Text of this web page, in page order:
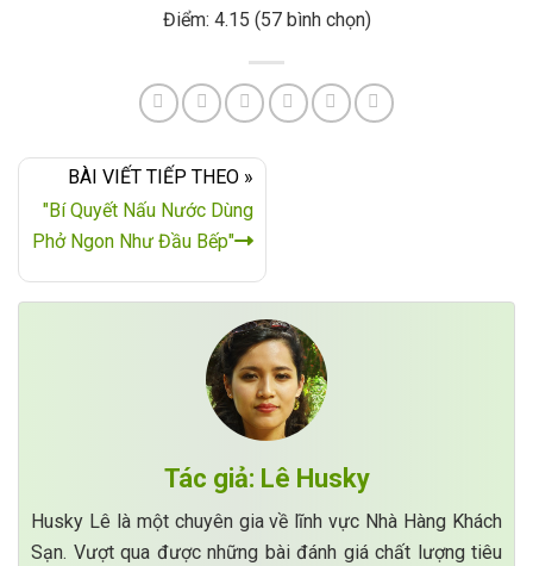
Điểm: 4.15 (57 bình chọn)
BÀI VIẾT TIẾP THEO »
"Bí Quyết Nấu Nước Dùng
Phở Ngon Như Đầu Bếp"
Tác giả: Lê Husky
Husky Lê là một chuyên gia về lĩnh vực Nhà Hàng Khách
Sạn. Vượt qua được những bài đánh giá chất lượng tiêu